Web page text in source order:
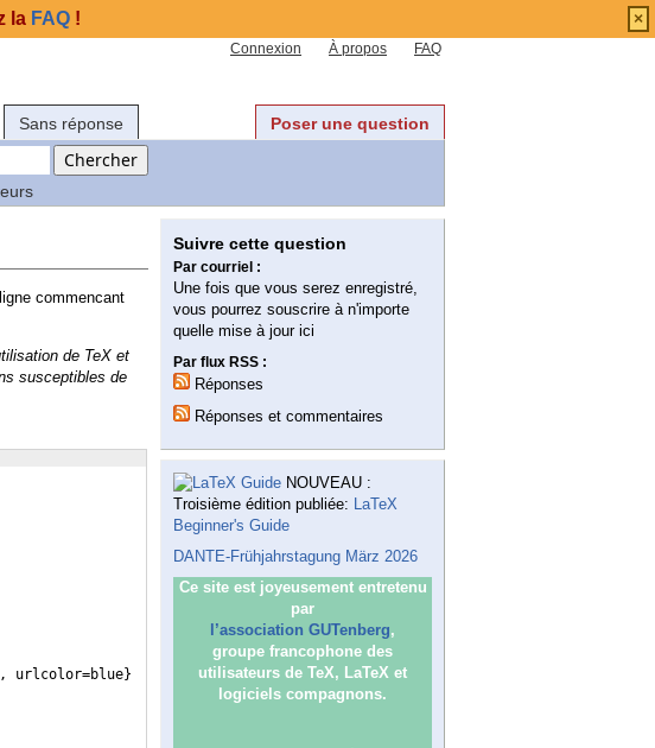
Connexion À propos FAQ
Sans réponse Poser une question
commencant
de TeX et
susceptibles de
urlcolor=blue}
Suivre cette question
Par courriel :
Une fois que vous serez enregistré,
vous pourrez souscrire à n'importe
quelle mise à jour ici
Par flux RSS :
Réponses
Réponses et commentaires
NOUVEAU :
Troisième édition publiée: LaTeX
Beginner's Guide
DANTE-Frühjahrstagung März 2026
Ce site est joyeusement entretenu
par
l’association GUTenberg,
groupe francophone des
utilisateurs de TeX, LaTeX et
logiciels compagnons.
la FAQ ! ×